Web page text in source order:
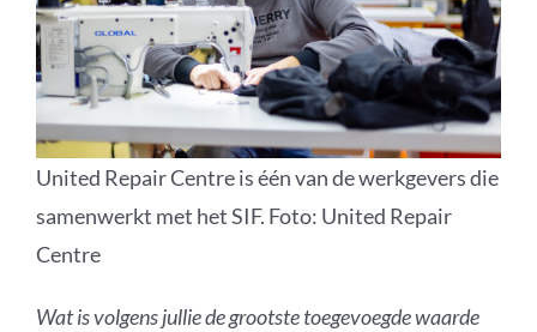
United Repair Centre is één van de werkgevers die
samenwerkt met het SIF. Foto: United Repair
Centre
Wat is volgens jullie de grootste toegevoegde waarde